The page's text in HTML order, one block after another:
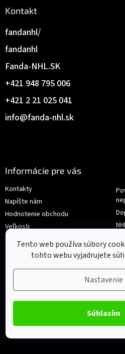
Tento web používa súbory
tohto webu vyjadrujete
Nastavenie
Súhlasím
Kontakt
info@fanda-nhl.sk
+421 2 21 025 041
+421 948 795 006
Fanda-NHL.SK
fandanhl
fandanhl/
Informácie pre vás
Kontakty
Napíšte nám
Hodnotenie obchodu
Veľkosti
Obchodné podmienky